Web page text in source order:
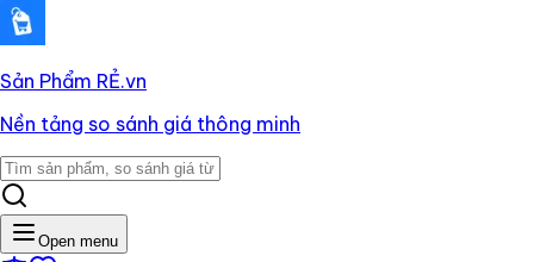
Sản Phẩm RẺ.vn
Nền tảng so sánh giá thông minh
Open menu